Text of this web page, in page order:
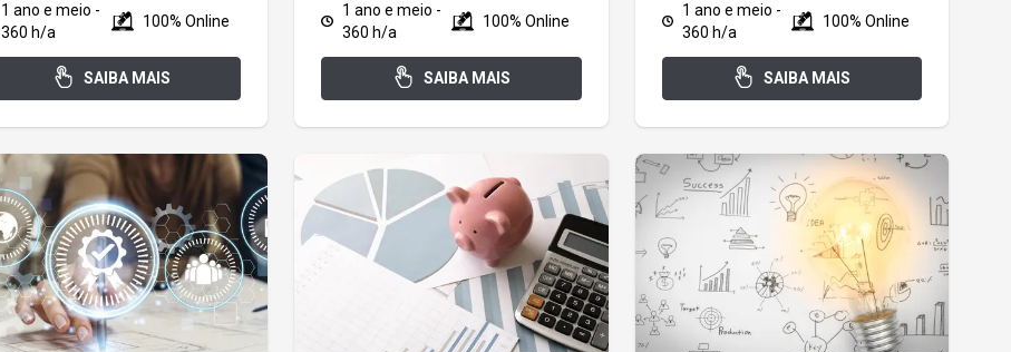
1 ano e meio -
360 h/a
100% Online
SAIBA MAIS
1 ano e meio -
360 h/a
100% Online
SAIBA MAIS
1 ano e meio -
360 h/a
100% Online
SAIBA MAIS